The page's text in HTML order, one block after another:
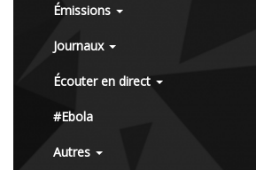
Émissions
Journaux
Écouter en direct
#Ebola
Autres